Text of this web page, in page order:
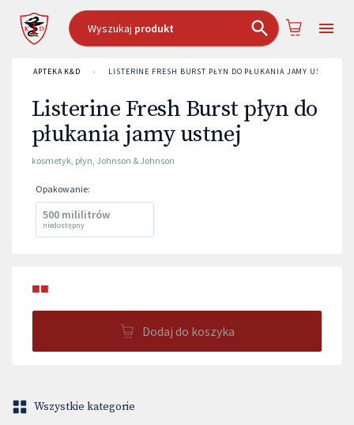
Wyszukaj produkt
APTEKA K&D › LISTERINE FRESH BURST PŁYN DO PŁUKANIA JAMY USTNEJ
Listerine Fresh Burst płyn do
płukania jamy ustnej
kosmetyk, płyn, Johnson & Johnson
Opakowanie:
500 mililitrów
niedostępny
■■
Dodaj do koszyka
Wszystkie kategorie